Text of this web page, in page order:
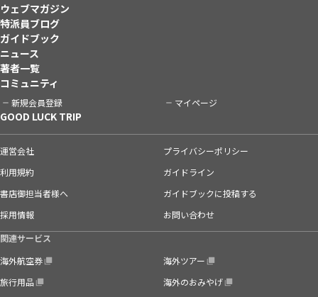
ウェブマガジン
特派員ブログ
ガイドブック
ニュース
著者一覧
コミュニティ
新規会員登録 マイページ
GOOD LUCK TRIP
運営会社
プライバシーポリシー
利用規約
ガイドライン
書店御担当者様へ
ガイドブックに投稿する
採用情報
お問い合わせ
関連サービス
海外航空券
海外ツアー
旅行用品
海外のおみやげ